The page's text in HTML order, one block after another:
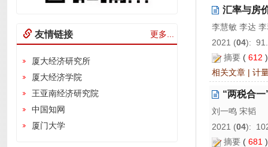
汇率与房
李慧敏 李达
2021 (04):
摘要 ( 612
相关文章 | 计
“两税合
刘一鸣 宋韬
2021 (04):
摘要 ( 681
友情链接 更多...
厦大经济研究所
厦大经济学院
王亚南经济研究院
中国知网
厦门大学